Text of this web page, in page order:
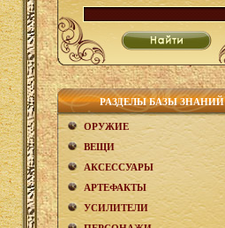
РАЗДЕЛЫ БАЗЫ ЗНАНИЙ
ОРУЖИЕ
ВЕЩИ
АКCЕСCУАРЫ
АРТЕФАКТЫ
УСИЛИТЕЛИ